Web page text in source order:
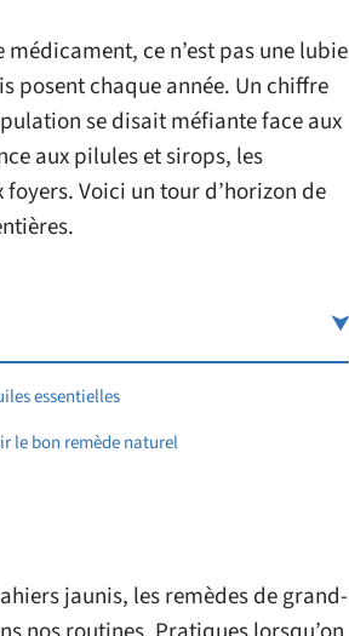
ce n’est pas une lubie
posent chaque année. Un chiffre
se disait méfiante face aux
aux pilules et sirops, les
Voici un tour d’horizon de
essentielles
le bon remède naturel
jaunis, les remèdes de grand-